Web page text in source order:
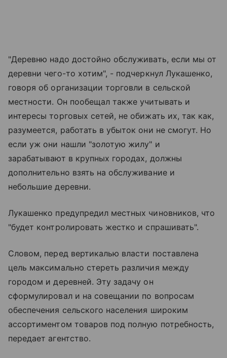
"Деревню надо достойно обслуживать, если мы от
деревни чего-то хотим", - подчеркнул Лукашенко,
говоря об организации торговли в сельской
местности. Он пообещал также учитывать и
интересы торговых сетей, не обижать их, так как,
разумеется, работать в убыток они не смогут. Но
если уж они нашли "золотую жилу" и
зарабатывают в крупных городах, должны
дополнительно взять на обслуживание и
небольшие деревни.
Лукашенко предупредил местных чиновников, что
"будет контролировать жестко и спрашивать".
Словом, перед вертикалью власти поставлена
цель максимально стереть различия между
городом и деревней. Эту задачу он
сформулировал и на совещании по вопросам
обеспечения сельского населения широким
ассортиментом товаров под полную потребность,
передает агентство.